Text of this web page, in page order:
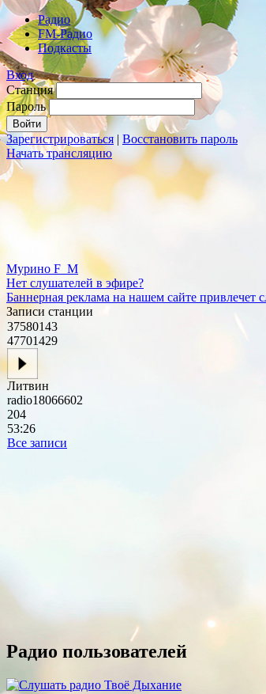
Радио
FM-Радио
Подкасты
Вход
Станция
Пароль
Зарегистрироваться | Восстановить пароль
Начать трансляцию
Мурино F_M
Нет слушателей в эфире?
Баннерная реклама на нашем сайте привлечет
Записи станции
37580143
47701429
Литвин
radio18066602
204
53:26
Все записи
Радио пользователей